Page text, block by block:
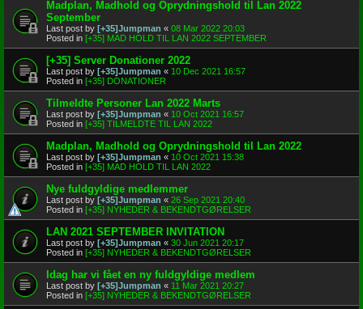
Madplan, Madhold og Oprydningshold til Lan 2022
September
Last post by [+35]Jumpman « 08 Mar 2022 20:03
Posted in [+35] MAD HOLD TIL LAN 2022 SEPTEMBER
[+35] Server Donationer 2022
Last post by [+35]Jumpman « 10 Dec 2021 16:57
Posted in [+35] DONATIONER
Tilmeldte Personer Lan 2022 Marts
Last post by [+35]Jumpman « 10 Oct 2021 16:57
Posted in [+35] TILMELDTE TIL LAN 2022
Madplan, Madhold og Oprydningshold til Lan 2022
Last post by [+35]Jumpman « 10 Oct 2021 15:38
Posted in [+35] MAD HOLD TIL LAN 2022
Nye fuldgyldige medlemmer
Last post by [+35]Jumpman « 26 Sep 2021 20:40
Posted in [+35] NYHEDER & BEKENDTGØRELSER
LAN 2021 SEPTEMBER INVITATION
Last post by [+35]Jumpman « 30 Jun 2021 20:17
Posted in [+35] NYHEDER & BEKENDTGØRELSER
Idag har vi fået en ny fuldgyldige medlem
Last post by [+35]Jumpman « 11 Mar 2021 20:27
Posted in [+35] NYHEDER & BEKENDTGØRELSER